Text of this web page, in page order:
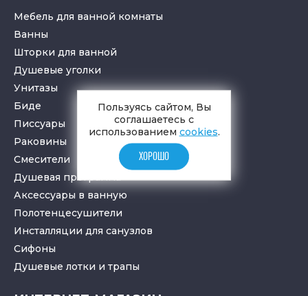
Мебель для ванной комнаты
Ванны
Шторки для ванной
Душевые уголки
Унитазы
Биде
Писсуары
Раковины
Смесители
Душевая программа
Аксессуары в ванную
Полотенцесушители
Инсталляции для санузлов
Cифоны
Душевые лотки и трапы
Пользуясь сайтом, Вы
соглашаетесь с
использованием cookies.
ХОРОШО